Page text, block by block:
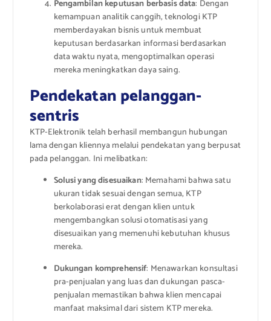
Pengambilan keputusan berbasis data: Dengan
kemampuan analitik canggih, teknologi KTP
memberdayakan bisnis untuk membuat
keputusan berdasarkan informasi berdasarkan
data waktu nyata, mengoptimalkan operasi
mereka meningkatkan daya saing.
Pendekatan pelanggan-
sentris
KTP-Elektronik telah berhasil membangun hubungan
lama dengan kliennya melalui pendekatan yang berpusat
pada pelanggan. Ini melibatkan:
Solusi yang disesuaikan: Memahami bahwa satu
ukuran tidak sesuai dengan semua, KTP
berkolaborasi erat dengan klien untuk
mengembangkan solusi otomatisasi yang
disesuaikan yang memenuhi kebutuhan khusus
mereka.
Dukungan komprehensif: Menawarkan konsultasi
pra-penjualan yang luas dan dukungan pasca-
penjualan memastikan bahwa klien mencapai
manfaat maksimal dari sistem KTP mereka.